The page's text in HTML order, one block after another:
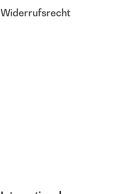
Widerrufsrecht